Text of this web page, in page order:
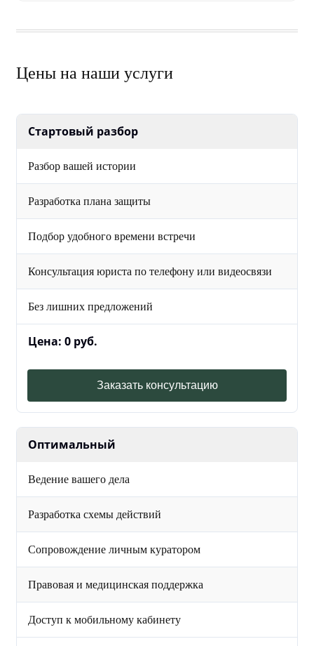
Цены на наши услуги
Стартовый разбор
Разбор вашей истории
Разработка плана защиты
Подбор удобного времени встречи
Консультация юриста по телефону или видеосвязи
Без лишних предложений
Цена: 0 руб.
Заказать консультацию
Оптимальный
Ведение вашего дела
Разработка схемы действий
Сопровождение личным куратором
Правовая и медицинская поддержка
Доступ к мобильному кабинету